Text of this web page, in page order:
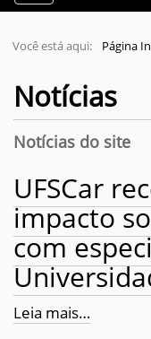
Você está aqui: Página
Notícias
Notícias do site
UFSCar
impacto
com
Leia mais…